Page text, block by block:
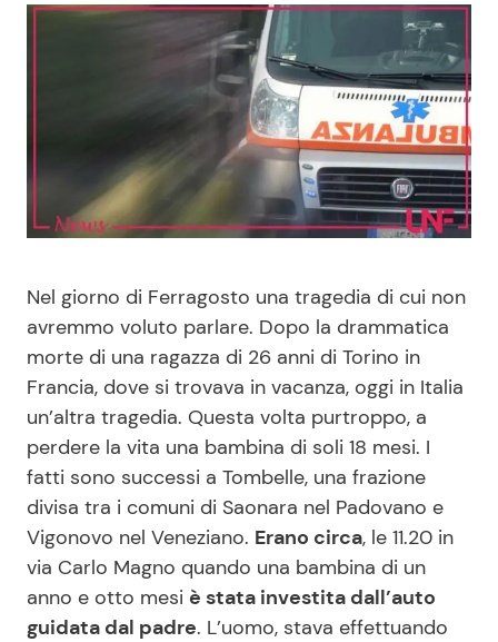
News Musica
Benessere
Casa
Mondo Mamma
News benessere
Salute
Viaggi e Turismo
Festività
Cucina e Ricette
Consigli di Cucina
Le Ricette in TV
Primi Piatti
Ricette Facili e Veloci
Ricette Feste
Ricette per Bambini
Nel giorno di Ferragosto una tragedia di cui non
avremmo voluto parlare. Dopo la drammatica
morte di una ragazza di 26 anni di Torino in
Francia, dove si trovava in vacanza, oggi in Italia
un’altra tragedia. Questa volta purtroppo, a
perdere la vita una bambina di soli 18 mesi. I
fatti sono successi a Tombelle, una frazione
divisa tra i comuni di Saonara nel Padovano e
Vigonovo nel Veneziano. Erano circa, le 11.20 in
via Carlo Magno quando una bambina di un
anno e otto mesi è stata investita dall’auto
guidata dal padre. L’uomo, stava effettuando